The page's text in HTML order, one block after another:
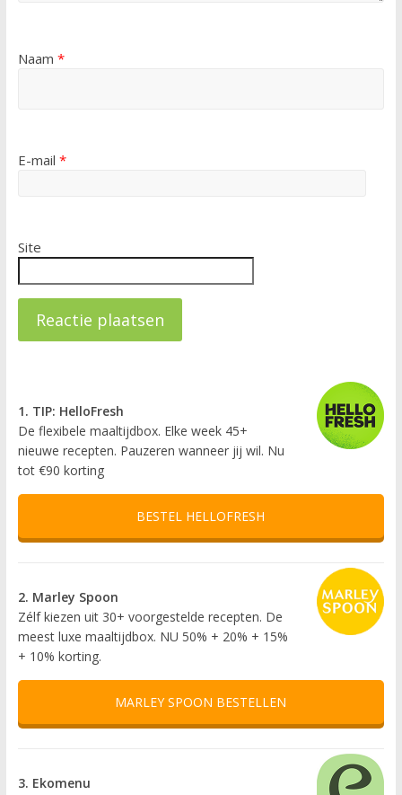
Naam *
E-mail *
Site
1. TIP: HelloFresh
De flexibele maaltijdbox. Elke week 45+
nieuwe recepten. Pauzeren wanneer jij wil. Nu
tot €90 korting
BESTEL HELLOFRESH
2. Marley Spoon
Zélf kiezen uit 30+ voorgestelde recepten. De
meest luxe maaltijdbox. NU 50% + 20% + 15%
+ 10% korting.
MARLEY SPOON BESTELLEN
3. Ekomenu